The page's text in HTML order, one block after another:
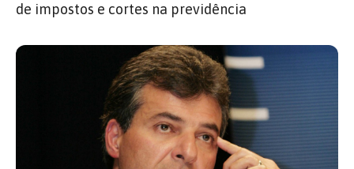
de impostos e cortes na previdência